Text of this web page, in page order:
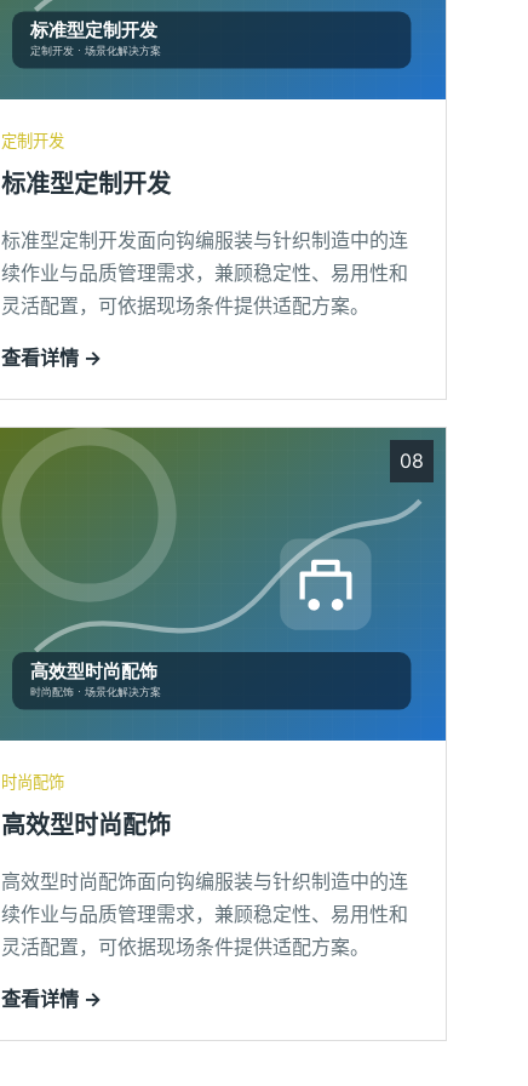
定制开发
标准型定制开发
标准型定制开发面向钩编服装与针织制造中的连
续作业与品质管理需求，兼顾稳定性、易用性和
灵活配置，可依据现场条件提供适配方案。
查看详情 →
08
时尚配饰
高效型时尚配饰
高效型时尚配饰面向钩编服装与针织制造中的连
续作业与品质管理需求，兼顾稳定性、易用性和
灵活配置，可依据现场条件提供适配方案。
查看详情 →